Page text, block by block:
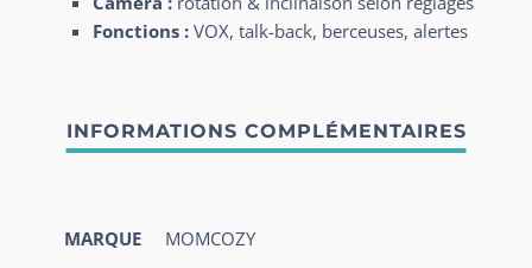
Fonctions :VOX, talk-back, berceuses, alertes
MARQUE MOMCOZY